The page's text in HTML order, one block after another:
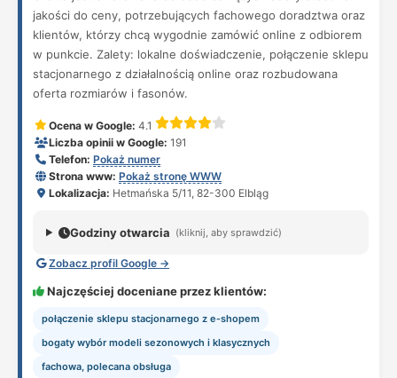
jakości do ceny, potrzebujących fachowego doradztwa oraz
klientów, którzy chcą wygodnie zamówić online z odbiorem
w punkcie. Zalety: lokalne doświadczenie, połączenie sklepu
stacjonarnego z działalnością online oraz rozbudowana
oferta rozmiarów i fasonów.
Ocena w Google: 4.1
Liczba opinii w Google: 191
Telefon: Pokaż numer
Strona www: Pokaż stronę WWW
Lokalizacja: Hetmańska 5/11, 82-300 Elbląg
Godziny otwarcia (kliknij, aby sprawdzić)
Zobacz profil Google →
Najczęściej doceniane przez klientów:
połączenie sklepu stacjonarnego z e‑shopem
bogaty wybór modeli sezonowych i klasycznych
fachowa, polecana obsługa